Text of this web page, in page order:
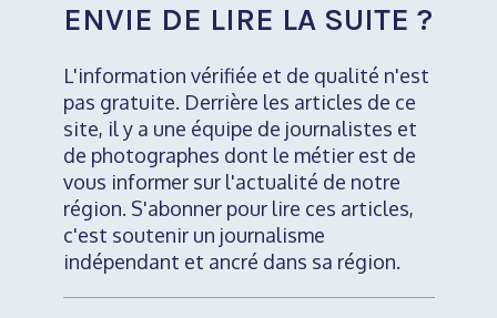
ENVIE DE LIRE LA SUITE ?
L'information vérifiée et de qualité n'est
pas gratuite. Derrière les articles de ce
site, il y a une équipe de journalistes et
de photographes dont le métier est de
vous informer sur l'actualité de notre
région. S'abonner pour lire ces articles,
c'est soutenir un journalisme
indépendant et ancré dans sa région.